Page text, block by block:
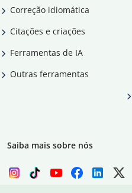
Correção idiomática
Citações e criações
Ferramentas de IA
Outras ferramentas
Saiba mais sobre nós